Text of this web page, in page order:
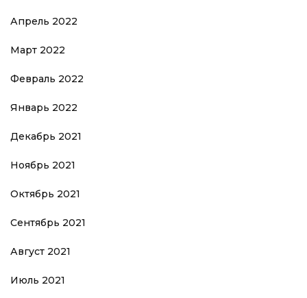
Апрель 2022
Март 2022
Февраль 2022
Январь 2022
Декабрь 2021
Ноябрь 2021
Октябрь 2021
Сентябрь 2021
Август 2021
Июль 2021